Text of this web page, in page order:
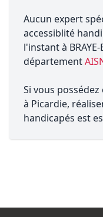
Aucun expert
accessiblité
l'instant à
département
Si vous
à Picardie,
handicapés est